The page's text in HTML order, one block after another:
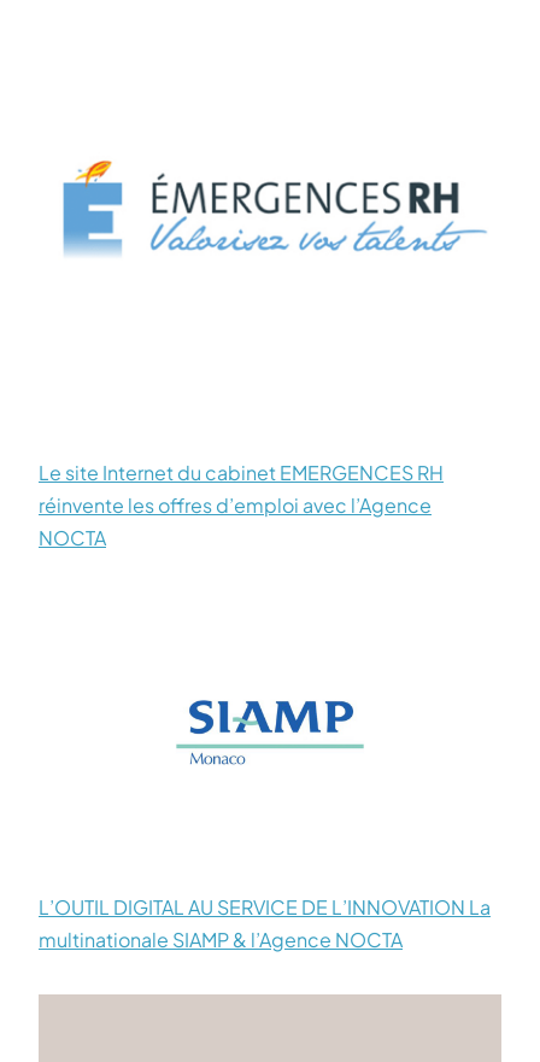
Le site Internet du cabinet EMERGENCES RH
réinvente les offres d’emploi avec l’Agence
NOCTA
L’OUTIL DIGITAL AU SERVICE DE L’INNOVATION La
multinationale SIAMP & l’Agence NOCTA